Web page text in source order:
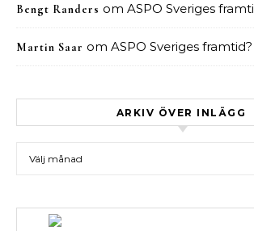
Bengt Randers om ASPO Sveriges
Martin Saar om ASPO Sveriges framtid?
ARKIV ÖVER INLÄGG